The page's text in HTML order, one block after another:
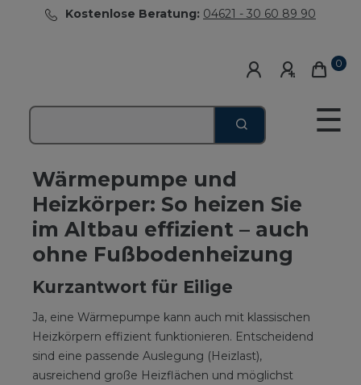
Kostenlose Beratung: 04621 - 30 60 89 90
0
☰
Wärmepumpe und
Heizkörper: So heizen Sie
im Altbau effizient – auch
ohne Fußbodenheizung
Kurzantwort für Eilige
Ja, eine Wärmepumpe kann auch mit klassischen
Heizkörpern effizient funktionieren. Entscheidend
sind eine passende Auslegung (Heizlast),
ausreichend große Heizflächen und möglichst